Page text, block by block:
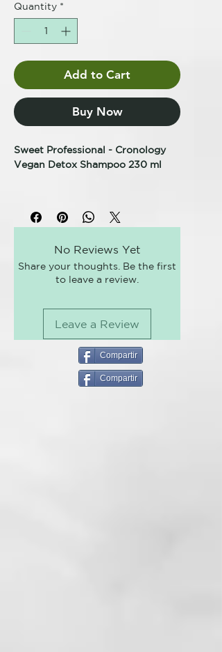
Quantity *
Add to Cart
Buy Now
Sweet Professional - Cronology
Vegan Detox Shampoo 230 ml
desintoxicando con arcilla verde y
para cabellos grasos, ayuda a
controlar el exceso de grasa
acumulada, estimula la circulación
oxigenación de la piel. Con aceite
esencia de hierba de limón,
promueve la acción antioxidante,
deja el cabello increíblemente
perfumado y proporciona una
agradable sensación de bienestar.
No Reviews Yet
Share your thoughts. Be the first
to leave a review.
Leave a Review
Compartir
Compartir